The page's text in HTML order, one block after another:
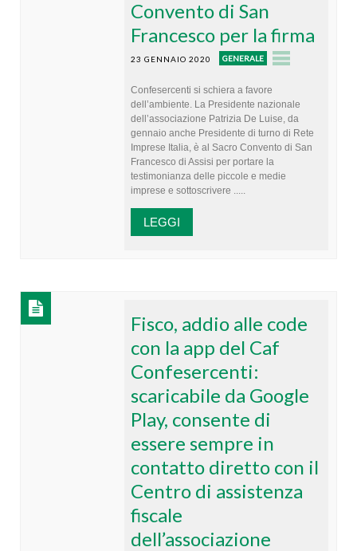
Convento di San
Francesco per la firma
23 GENNAIO 2020 GENERALE
Confesercenti si schiera a favore
dell’ambiente. La Presidente nazionale
dell’associazione Patrizia De Luise, da
gennaio anche Presidente di turno di Rete
Imprese Italia, è al Sacro Convento di San
Francesco di Assisi per portare la
testimonianza delle piccole e medie
imprese e sottoscrivere .....
LEGGI
Fisco, addio alle code
con la app del Caf
Confesercenti:
scaricabile da Google
Play, consente di
essere sempre in
contatto diretto con il
Centro di assistenza
fiscale
dell’associazione